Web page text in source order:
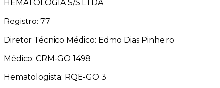
HEMATOLOGIA S/S LTDA
Registro: 77
Diretor Técnico Médico: Edmo Dias Pinheiro
Médico: CRM-GO 1498
Hematologista: RQE-GO 3